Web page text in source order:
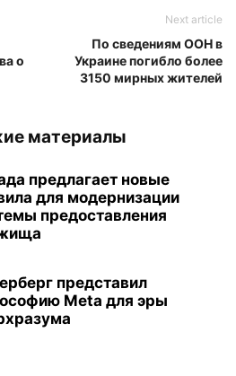
о
Next article
По сведениям ООН в
Украине погибло более
3150 мирных жителей
материалы
предлагает новые
для модернизации
предоставления
представил
Meta для эры